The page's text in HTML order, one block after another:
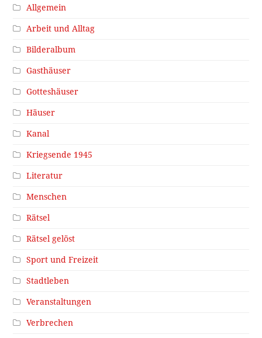
Allgemein
Arbeit und Alltag
Bilderalbum
Gasthäuser
Gotteshäuser
Häuser
Kanal
Kriegsende 1945
Literatur
Menschen
Rätsel
Rätsel gelöst
Sport und Freizeit
Stadtleben
Veranstaltungen
Verbrechen